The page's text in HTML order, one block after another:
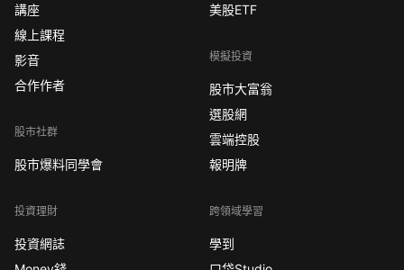
講座
線上課程
影音
合作作者
股市社群
股市爆料同學會
投資理財
投資網誌
美股ETF
模擬投資
股市大富翁
選股網
雲端控股
報明牌
跨領域學習
學到